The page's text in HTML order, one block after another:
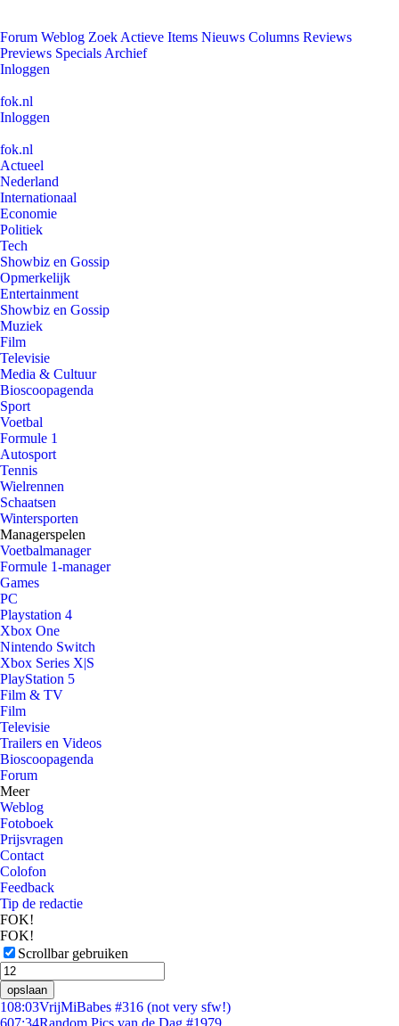
Forum Weblog Zoek Actieve Items Nieuws Columns Reviews
Previews Specials Archief
Inloggen
fok.nl
Inloggen
fok.nl
Actueel
Nederland
Internationaal
Economie
Politiek
Tech
Showbiz en Gossip
Opmerkelijk
Entertainment
Showbiz en Gossip
Muziek
Film
Televisie
Media & Cultuur
Bioscoopagenda
Sport
Voetbal
Formule 1
Autosport
Tennis
Wielrennen
Schaatsen
Wintersporten
Managerspelen
Voetbalmanager
Formule 1-manager
Games
PC
Playstation 4
Xbox One
Nintendo Switch
Xbox Series X|S
PlayStation 5
Film & TV
Film
Televisie
Trailers en Videos
Bioscoopagenda
Forum
Meer
Weblog
Fotoboek
Prijsvragen
Contact
Colofon
Feedback
Tip de redactie
FOK!
FOK!
Scrollbar gebruiken
opslaan
108:03VrijMiBabes #316 (not very sfw!)
607:34Random Pics van de Dag #1979